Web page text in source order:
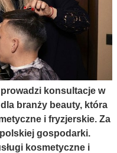
konsultacje w
branży beauty, która
i fryzjerskie. Za
gospodarki.
kosmetyczne i